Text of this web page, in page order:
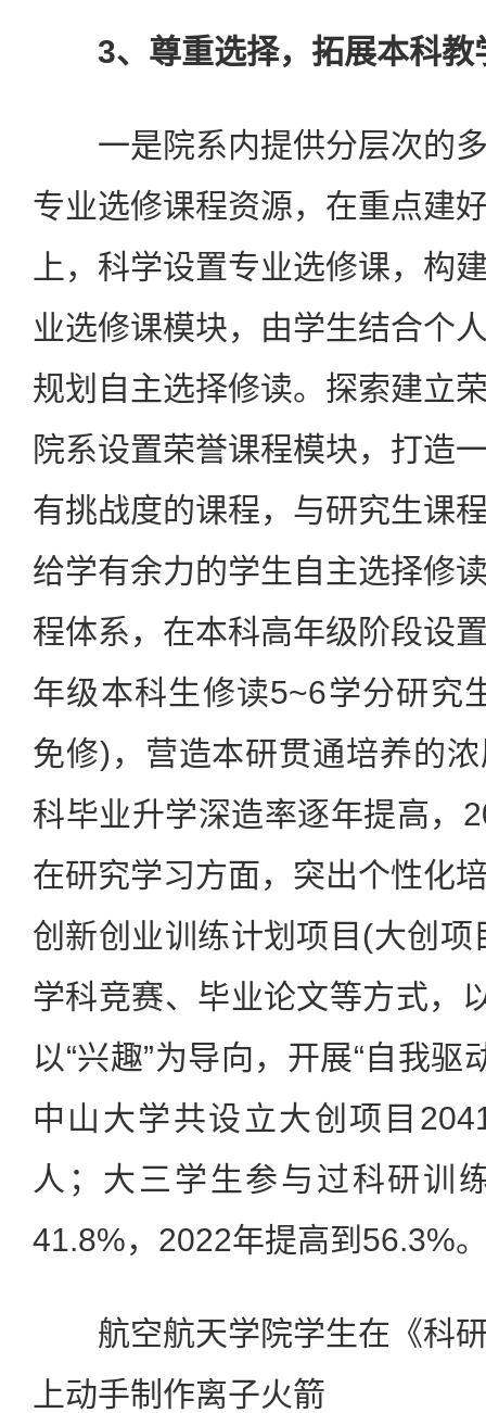
3、尊重选择，拓展本科教
一是院系内提供分层次的多
专业选修课程资源，在重点建
上，科学设置专业选修课，构
业选修课模块，由学生结合个
规划自主选择修读。探索建立
院系设置荣誉课程模块，打造
有挑战度的课程，与研究生课
给学有余力的学生自主选择修
程体系，在本科高年级阶段设
年级本科生修读5~6学分研究
免修)，营造本研贯通培养的
科毕业升学深造率逐年提高，
在研究学习方面，突出个性化
创新创业训练计划项目(大创
学科竞赛、毕业论文等方式，
以“兴趣”为导向，开展“自我驱
中山大学共设立大创项目
人；大三学生参与过科研训
41.8%，2022年提高到56.3%
航空航天学院学生在《科研
上动手制作离子火箭